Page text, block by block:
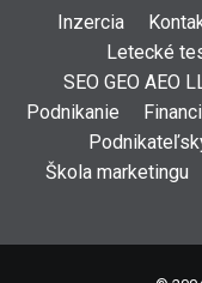
Inzercia
Letecké
SEO GEO AEO
Podnikanie
Škola marketingu